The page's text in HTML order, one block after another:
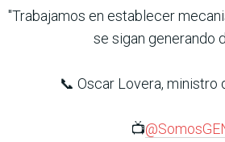
"Trabajamos en establecer
se sigan generando
📞 Oscar Lovera, ministro
📺